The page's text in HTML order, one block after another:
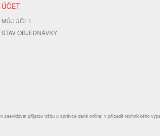
ÚČET
MŮJ ÚČET
STAV OBJEDNÁVKY
přijatou tržbu u správce daně online; v případě technického